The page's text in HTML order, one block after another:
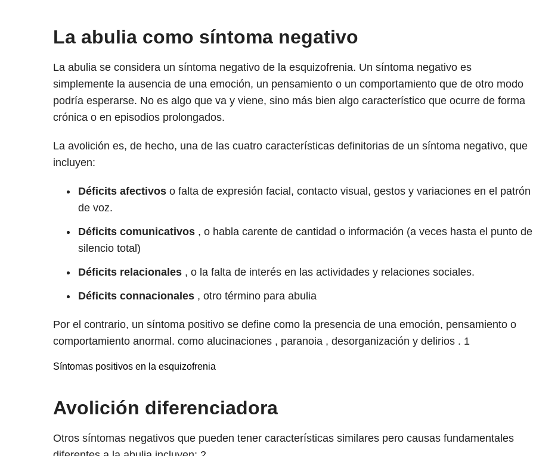
La abulia como síntoma negativo
La abulia se considera un síntoma negativo de la esquizofrenia. Un síntoma negativo es
simplemente la ausencia de una emoción, un pensamiento o un comportamiento que de otro modo
podría esperarse. No es algo que va y viene, sino más bien algo característico que ocurre de forma
crónica o en episodios prolongados.
La avolición es, de hecho, una de las cuatro características definitorias de un síntoma negativo, que
incluyen:
Déficits afectivoso falta de expresión facial, contacto visual, gestos y variaciones en el patrón
de voz.
Déficits comunicativos, o habla carente de cantidad o información (a veces hasta el punto de
silencio total)
Déficits relacionales, o la falta de interés en las actividades y relaciones sociales.
Déficits connacionales, otro término para abulia
Por el contrario, un síntoma positivo se define como la presencia de una emoción, pensamiento o
comportamiento anormal. como alucinaciones , paranoia , desorganización y delirios . 1
Síntomas positivos en la esquizofrenia
Avolición diferenciadora
Otros síntomas negativos que pueden tener características similares pero causas fundamentales